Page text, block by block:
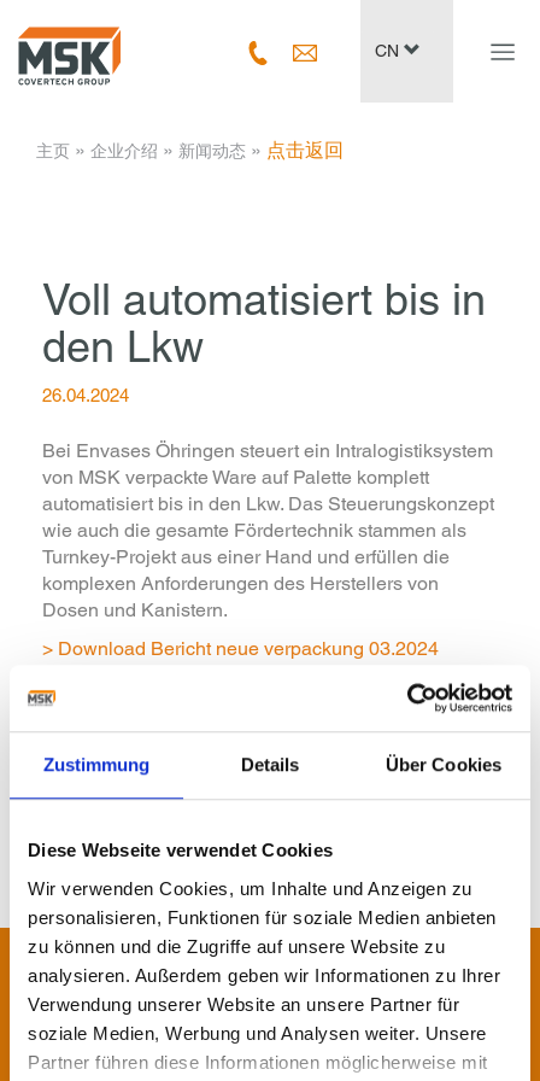
Zustimmung Details Über Cookies
Diese Webseite verwendet Cookies
Wir verwenden Cookies, um Inhalte und Anzeigen zu
personalisieren, Funktionen für soziale Medien anbieten
zu können und die Zugriffe auf unsere Website zu
analysieren. Außerdem geben wir Informationen zu Ihrer
Verwendung unserer Website an unsere Partner für
soziale Medien, Werbung und Analysen weiter. Unsere
Partner führen diese Informationen möglicherweise mit
CN
主页 ­ » ­ 企业介绍 ­ » ­ 新闻动态 ­ » ­ 点击返回
Voll automatisiert bis in
den Lkw
26.04.2024
Bei Envases Öhringen steuert ein Intralogistiksystem
von MSK verpackte Ware auf Palette komplett
automatisiert bis in den Lkw. Das Steuerungskonzept
wie auch die gesamte Fördertechnik stammen als
Turnkey-Projekt aus einer Hand und erfüllen die
komplexen Anforderungen des Herstellers von
Dosen und Kanistern.
> Download Bericht neue verpackung 03.2024
联系我们!
我们的专家期待为您提供咨询或服